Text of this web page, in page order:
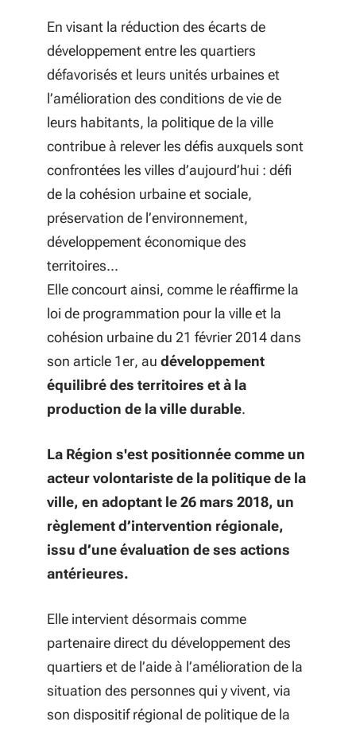
En visant la réduction des écarts de
développement entre les quartiers
défavorisés et leurs unités urbaines et
l’amélioration des conditions de vie de
leurs habitants, la politique de la ville
contribue à relever les défis auxquels sont
confrontées les villes d’aujourd’hui : défi
de la cohésion urbaine et sociale,
préservation de l’environnement,
développement économique des
territoires...
Elle concourt ainsi, comme le réaffirme la
loi de programmation pour la ville et la
cohésion urbaine du 21 février 2014 dans
son article 1er, au développement
équilibré des territoires et à la
production de la ville durable.
La Région s'est positionnée comme un
acteur volontariste de la politique de la
ville, en adoptant le 26 mars 2018, un
règlement d’intervention régionale,
issu d’une évaluation de ses actions
antérieures.
Elle intervient désormais comme
partenaire direct du développement des
quartiers et de l’aide à l’amélioration de la
situation des personnes qui y vivent, via
son dispositif régional de politique de la